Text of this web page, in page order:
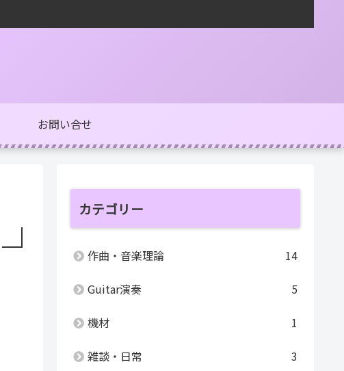
お問い合せ
カテゴリー
作曲・音楽理論 14
Guitar演奏 5
機材 1
雑談・日常 3